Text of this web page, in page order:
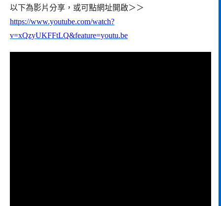
以下為影片分享，或可點網址開啟＞＞
https://www.youtube.com/watch?
v=xQzyUKFFtLQ&feature=youtu.be